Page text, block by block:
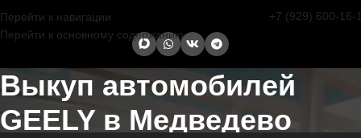
Перейти к навигации
Перейти к основному содержанию
+7 (929) 600-16-
Выкуп автомобилей
GEELY в Медведево